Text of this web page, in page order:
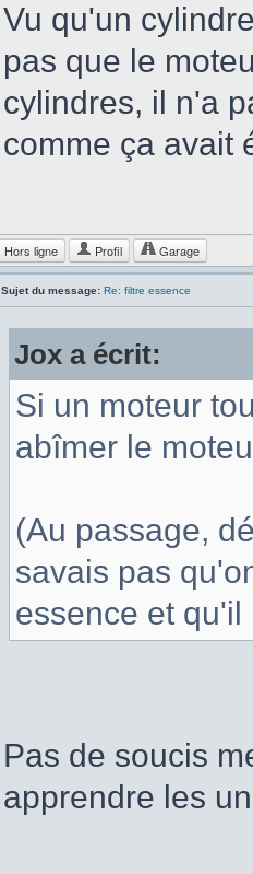
Vu qu'un
pas que le
cylindres, il n'a
comme ça avait
Hors ligne Profil Garage
Sujet du message: Re: filtre essence
Jox a écrit:
Si un moteur
abîmer le
(Au passage,
savais pas
essence et qu'il
Pas de soucis
apprendre les